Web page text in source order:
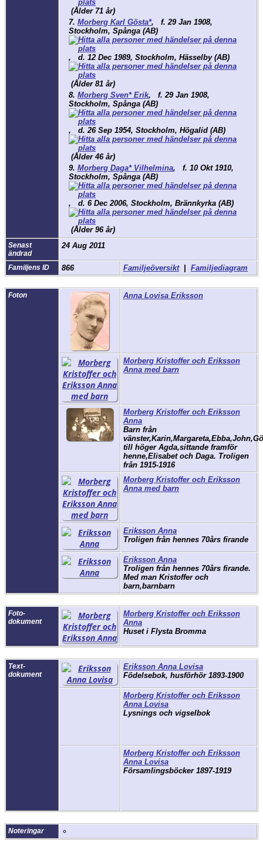
(Ålder 71 år)
7. Morberg Karl Gösta*, f. 29 Jan 1908,
Stockholm, Spånga (AB)
, d. 12 Dec 1989, Stockholm, Hässelby (AB)
(Ålder 81 år)
8. Morberg Sven* Erik, f. 29 Jan 1908,
Stockholm, Spånga (AB)
, d. 26 Sep 1954, Stockholm, Högalid (AB)
(Ålder 46 år)
9. Morberg Daga* Vilhelmina, f. 10 Okt 1910,
Stockholm, Spånga (AB)
, d. 6 Dec 2006, Stockholm, Brännkyrka (AB)
(Ålder 96 år)
Senast
ändrad
24 Aug 2011
Familjens ID 866 Familjeöversikt| Familjediagram
Foton Anna Lovisa Eriksson
Morberg Kristoffer och Eriksson
Anna med barn
Morberg Kristoffer och Eriksson
Anna
Barn från
till höger Agda,sittande framför
henne,Elisabet och Daga. Troligen
från 1915-1916
Morberg Kristoffer och Eriksson
Anna med barn
Eriksson Anna
Troligen från hennes 70års firande
Eriksson Anna
Troligen från hennes 70års firande.
Med man Kristoffer och
barn,barnbarn
Foto-
dokument
Morberg Kristoffer och Eriksson
Anna
Huset i Flysta Bromma
Text-
dokument
Eriksson Anna Lovisa
Födelsebok, husförhör 1893-1900
Morberg Kristoffer och Eriksson
Anna Lovisa
Lysnings och vigselbok
Morberg Kristoffer och Eriksson
Anna Lovisa
Församlingsböcker 1897-1919
Noteringar